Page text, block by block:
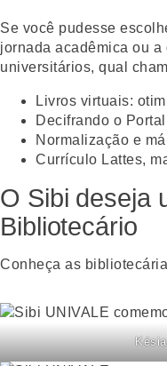
Se você pudesse
jornada acadêmica ou
universitários, qual
Livros virtuais:
Decifrando o
Normalização e
Currículo Lattes,
O Sibi deseja
Bibliotecário
Conheça as